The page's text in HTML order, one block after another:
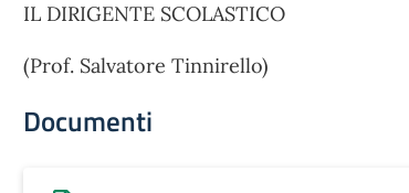
IL DIRIGENTE SCOLASTICO
(Prof. Salvatore Tinnirello)
Documenti